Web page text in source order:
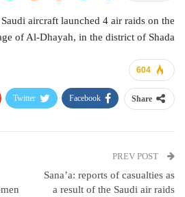
Saudi aircraft launched 4 air raids on the
of Al-Dhayah, in the district of Shada
604
Share
Facebook
Twitter
Sana’a: reports of casualties as
a result of the Saudi air raids